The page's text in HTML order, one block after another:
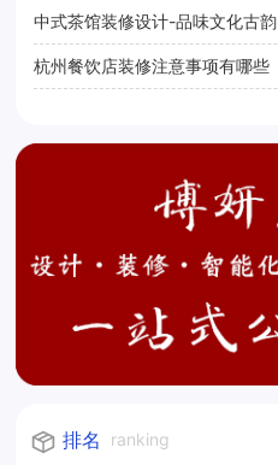
中式茶馆装修设计-品味文化古韵
杭州餐饮店装修注意事项有哪些
排名 ranking